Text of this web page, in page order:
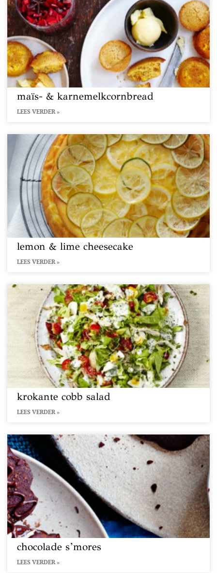
maïs- & karnemelkcornbread
LEES VERDER »
lemon & lime cheesecake
LEES VERDER »
krokante cobb salad
LEES VERDER »
chocolade s’mores
LEES VERDER »